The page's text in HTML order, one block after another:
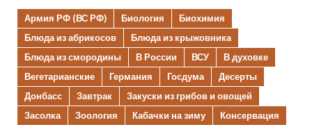
Армия РФ (ВС РФ) Биология
Биохимия
Блюда из абрикосов
Блюда из крыжовника
Блюда из смородины
В России ВСУ
В духовке
Вегетарианские
Германия Госдума
Десерты
Донбасс
Завтрак
Закуски из грибов и овощей
Засолка
Зоология Кабачки на зиму
Консервация